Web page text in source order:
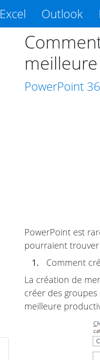
Excel Outlook
PowerPoint
PowerPoint est
pourraient trouver
1.
Comment
La création de
créer des
meilleure